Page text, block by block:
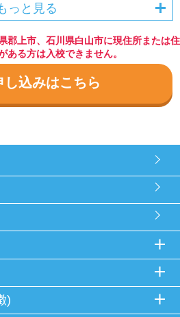
っと見る
郡上市、石川県白山市に現住所または住
ある方は入校できません。
し込みはこちら
)